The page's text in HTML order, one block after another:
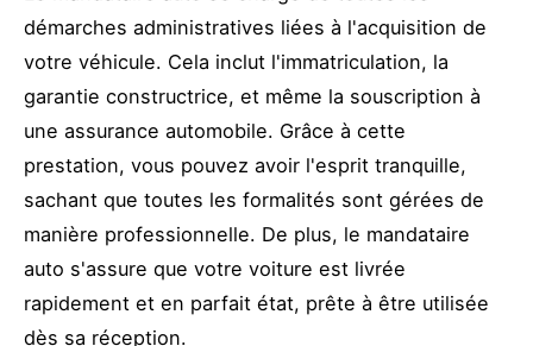
démarches administratives liées à l'acquisition de
votre véhicule. Cela inclut l'immatriculation, la
garantie constructrice, et même la souscription à
une assurance automobile. Grâce à cette
prestation, vous pouvez avoir l'esprit tranquille,
sachant que toutes les formalités sont gérées de
manière professionnelle. De plus, le mandataire
auto s'assure que votre voiture est livrée
rapidement et en parfait état, prête à être utilisée
dès sa réception.